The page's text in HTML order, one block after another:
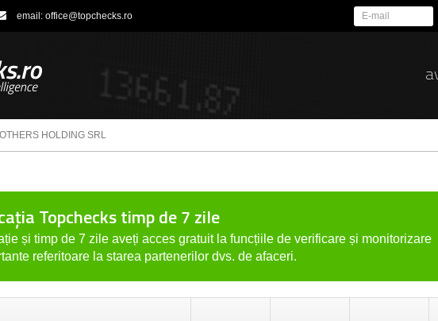
email: office@topchecks.ro
HOLDING SRL
Topchecks timp de 7 zile
și timp de 7 zile aveți acces gratuit la funcțiile de verificare și monitorizare
referitoare la starea partenerilor dvs. de afaceri.